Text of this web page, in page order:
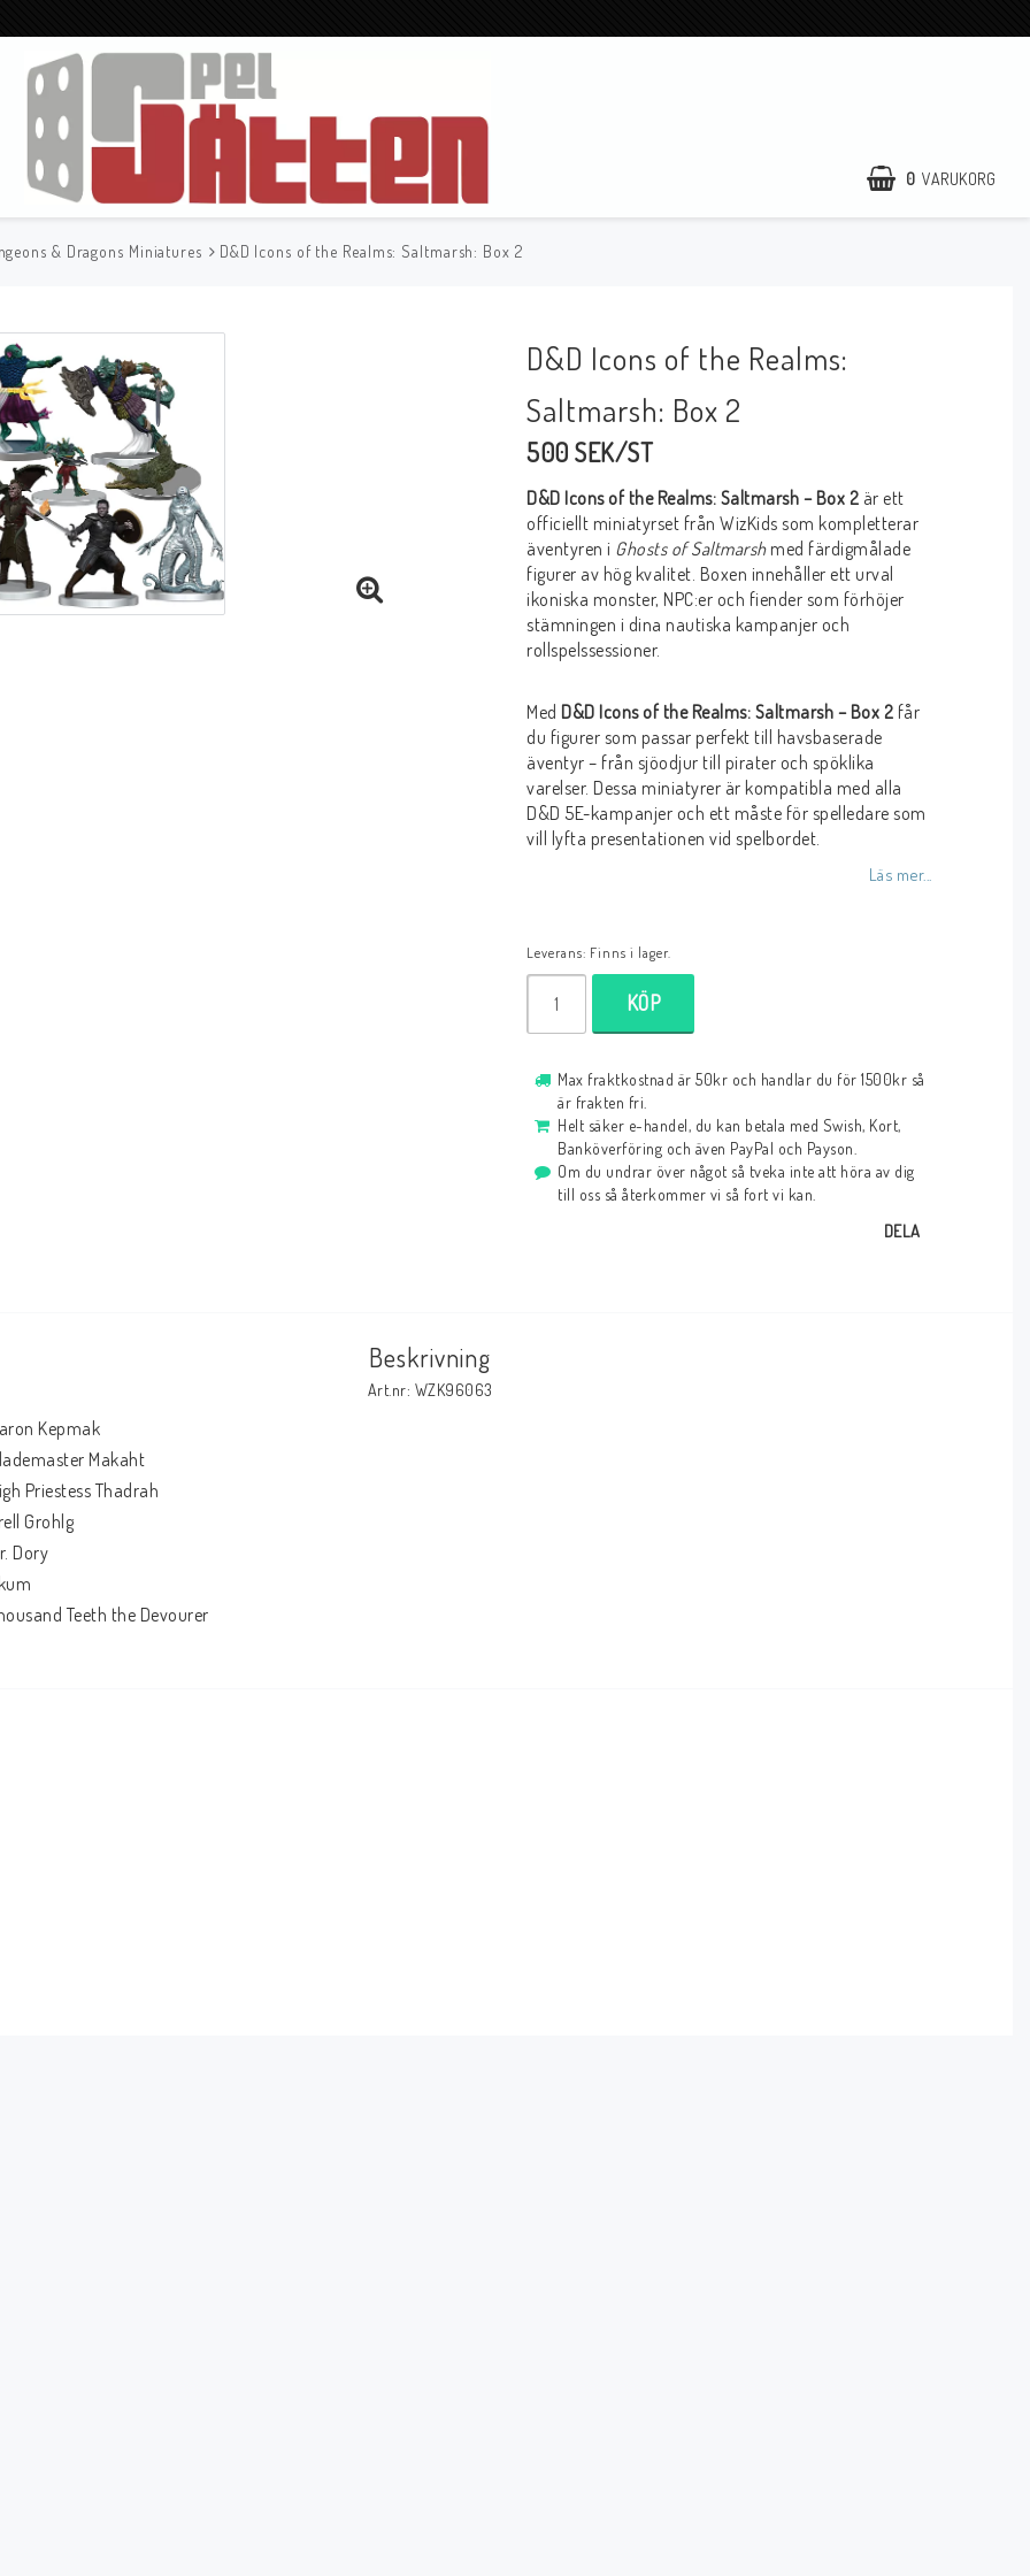
0 VARUKORG
& Dragons Miniatures D&D Icons of the Realms: Saltmarsh: Box 2
D&D Icons of the Realms:
Saltmarsh: Box 2
500 SEK/ST
D&D Icons of the Realms: Saltmarsh – Box 2 är ett
officiellt miniatyrset från WizKids som kompletterar
äventyren i Ghosts of Saltmarshmed färdigmålade
figurer av hög kvalitet. Boxen innehåller ett urval
ikoniska monster, NPC:er och fiender som förhöjer
stämningen i dina nautiska kampanjer och
rollspelssessioner.
Med D&D Icons of the Realms: Saltmarsh – Box 2 får
du figurer som passar perfekt till havsbaserade
äventyr – från sjöodjur till pirater och spöklika
varelser. Dessa miniatyrer är kompatibla med alla
D&D 5E-kampanjer och ett måste för spelledare som
vill lyfta presentationen vid spelbordet.
Läs mer...
Leverans: Finns i lager.
KÖP
Max fraktkostnad är 50kr och handlar du för 1500kr så
är frakten fri.
Helt säker e-handel, du kan betala med Swish, Kort,
Banköverföring och även PayPal och Payson.
Om du undrar över något så tveka inte att höra av dig
till oss så återkommer vi så fort vi kan.
DELA
Beskrivning
Art.nr: WZK96063
Kepmak
Makaht
Priestess Thadrah
Grohlg
Dory
Teeth the Devourer